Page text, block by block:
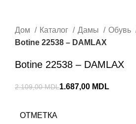
Дом Каталог Дамы Обувь
Botine 22538 – DAMLAX
Botine 22538 – DAMLAX
2.109,00MDL1.687,00 MDL
ОТМЕТКА